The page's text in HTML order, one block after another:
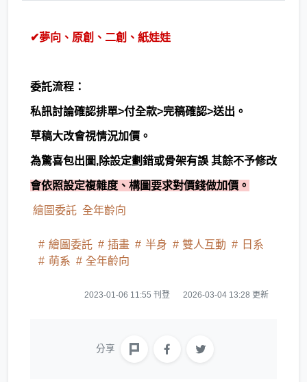
✔夢向、原創、二創、紙娃娃
委託流程：
私訊討論確認排單>付全款>完稿確認>送出。
草稿大改會視情況加價。
為驚喜包出圖,除設定劃錯或骨架有誤 其餘不予修改
會依照設定複雜度、構圖要求對價錢做加價。
繪圖委託 全年齡向
繪圖委託 插畫 半身 雙人互動
日系
萌系
全年齡向
2023-01-06 11:55 刊登 2026-03-04 13:28 更新
分享